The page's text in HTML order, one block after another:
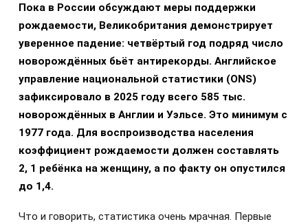
Пока в России обсуждают меры поддержки
рождаемости, Великобритания демонстрирует
уверенное падение: четвёртый год подряд число
новорождённых бьёт антирекорды. Английское
управление национальной статистики (ONS)
зафиксировало в 2025 году всего 585 тыс.
новорождённых в Англии и Уэльсе. Это минимум с
1977 года. Для воспроизводства населения
коэффициент рождаемости должен составлять
2, 1 ребёнка на женщину, а по факту он опустился
до 1,4.
Что и говорить, статистика очень мрачная. Первые